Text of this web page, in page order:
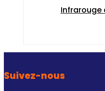
Infrarouge
Suivez-nous